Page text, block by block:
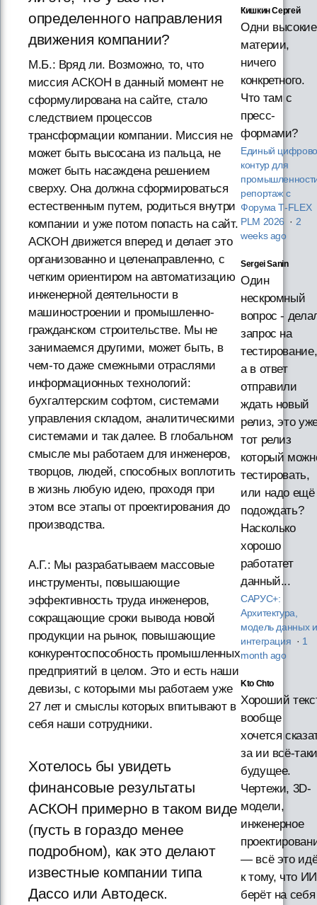
определенного направления
движения компании?
М.Б.: Вряд ли. Возможно, то, что
миссия АСКОН в данный момент не
сформулирована на сайте, стало
следствием процессов
трансформации компании. Миссия не
может быть высосана из пальца, не
может быть насаждена решением
сверху. Она должна сформироваться
естественным путем, родиться внутри
компании и уже потом попасть на сайт.
АСКОН движется вперед и делает это
организованно и целенаправленно, с
четким ориентиром на автоматизацию
инженерной деятельности в
машиностроении и промышленно-
гражданском строительстве. Мы не
занимаемся другими, может быть, в
чем-то даже смежными отраслями
информационных технологий:
бухгалтерским софтом, системами
управления складом, аналитическими
системами и так далее. В глобальном
смысле мы работаем для инженеров,
творцов, людей, способных воплотить
в жизнь любую идею, проходя при
этом все этапы от проектирования до
производства.
А.Г.: Мы разрабатываем массовые
инструменты, повышающие
эффективность труда инженеров,
сокращающие сроки вывода новой
продукции на рынок, повышающие
конкурентоспособность промышленных
предприятий в целом. Это и есть наши
девизы, с которыми мы работаем уже
27 лет и смыслы которых впитывают в
себя наши сотрудники.
Хотелось бы увидеть
финансовые результаты
АСКОН примерно в таком виде
(пусть в гораздо менее
подробном), как это делают
известные компании типа
Дассо или Автодеск.
Кишкин Сергей
Одни высокие
материи,
ничего
конкретного.
Что там с
пресс-
формами?
Единый
контур для
репортаж с
Форума T‑FLEX
PLM 2026 · 2
weeks ago
Sergei Sanin
Один
нескромный
вопрос -
запрос на
тестирование,
а в ответ
отправили
ждать новый
релиз, это
тот релиз
который
тестировать,
или надо ещё
подождать?
Насколько
хорошо
работатет
данный...
САРУС+:
Архитектура,
модель данных и
интеграция · 1
month ago
Kto Chto
Хороший
вообще
хочется
за ии всё-таки
будущее.
Чертежи, 3D-
модели,
инженерное
— всё это
к тому, что ИИ
берёт на себя